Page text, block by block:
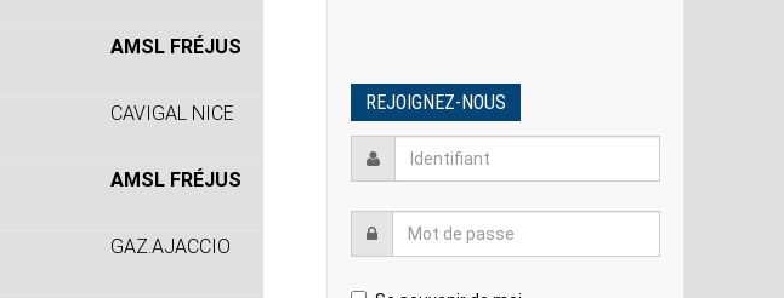
AMSL FRÉJUS
CAVIGAL NICE
AMSL FRÉJUS
GAZ.AJACCIO
REJOIGNEZ-NOUS